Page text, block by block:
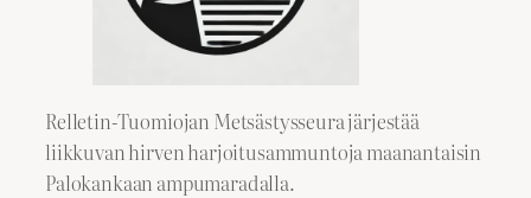
Relletin-Tuomiojan Metsästysseura järjestää
liikkuvan hirven harjoitusammuntoja maanantaisin
Palokankaan ampumaradalla.